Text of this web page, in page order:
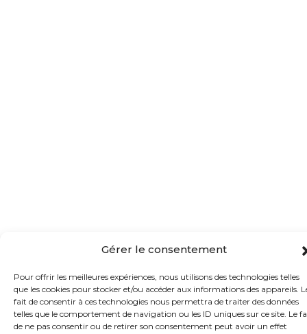
Gérer le consentement
Pour offrir les meilleures expériences, nous utilisons des technologies telles
que les cookies pour stocker et/ou accéder aux informations des appareils.
fait de consentir à ces technologies nous permettra de traiter des données
telles que le comportement de navigation ou les ID uniques sur ce site. Le
de ne pas consentir ou de retirer son consentement peut avoir un effet